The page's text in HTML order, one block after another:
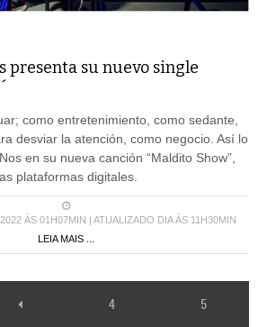
presenta su nuevo single
como entretenimiento, como sedante,
desviar la atención, como negocio. Así lo
en su nueva canción “Maldito Show”,
plataformas digitales.
ÀS 01H07MIN | ATUALIZADO DIA ÀS 11H30MIN
LEIA MAIS ...
4 5